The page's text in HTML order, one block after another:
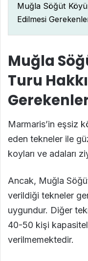
Muğla Söğüt
Edilmesi
Muğla
Turu
Marmaris’in eşsiz
eden tekneler ile
koyları ve adaları
Ancak, Muğla
verildiği tekneler
uygundur. Diğer
40-50 kişi
verilmemektedir.